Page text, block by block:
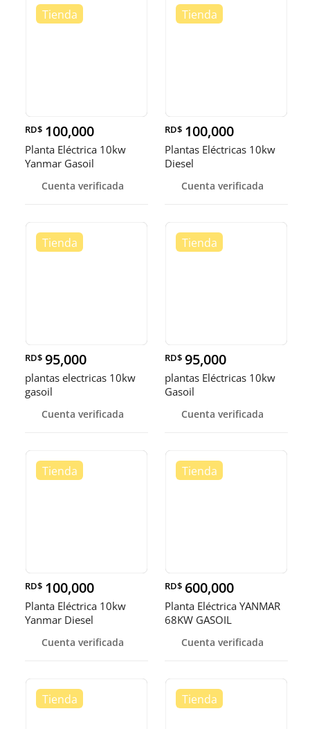
RD$ 100,000
Planta Eléctrica 10kw
Yanmar Gasoil
Cuenta verificada
RD$ 100,000
Plantas Eléctricas 10kw
Diesel
Cuenta verificada
RD$ 95,000
plantas electricas 10kw
gasoil
Cuenta verificada
RD$ 95,000
plantas Eléctricas 10kw
Gasoil
Cuenta verificada
RD$ 100,000
Planta Eléctrica 10kw
Yanmar Diesel
Cuenta verificada
RD$ 600,000
Planta Eléctrica YANMAR
68KW GASOIL
Cuenta verificada